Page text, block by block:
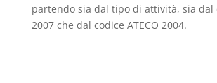
partendo sia dal tipo di attività, sia dal
2007 che dal codice ATECO 2004.